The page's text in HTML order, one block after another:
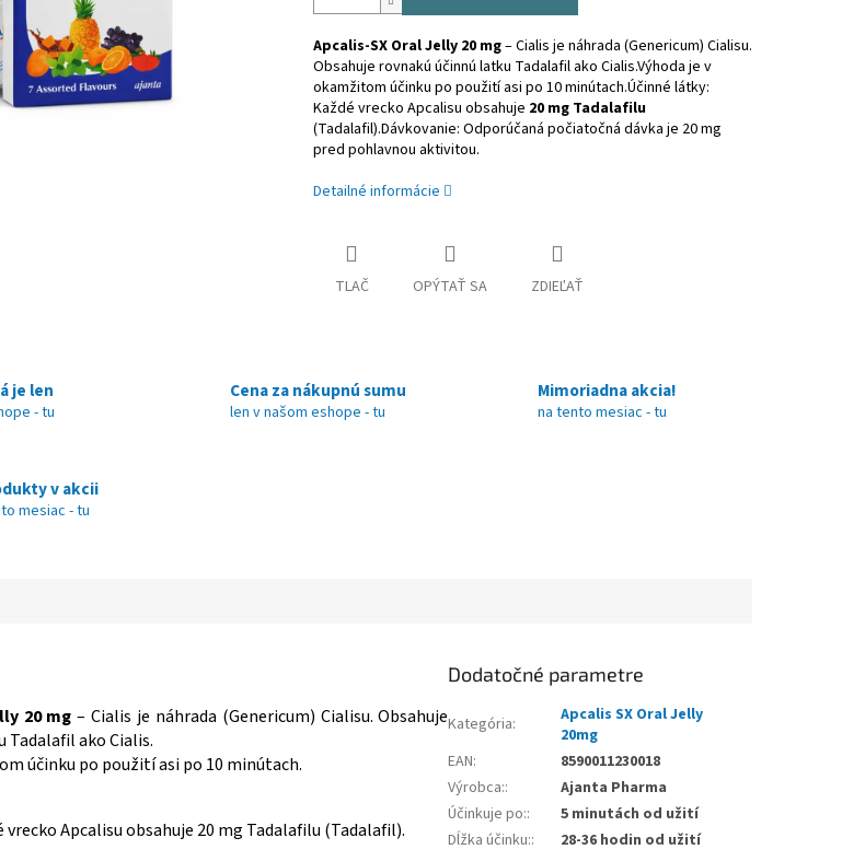
Apcalis-SX Oral Jelly 20 mg– Cialis je náhrada (Genericum) Cialisu.
Obsahuje rovnakú účinnú latku Tadalafil ako Cialis.Výhoda je v
okamžitom účinku po použití asi po 10 minútach.Účinné látky:
Každé vrecko Apcalisu obsahuje 20 mg Tadalafilu
(Tadalafil).Dávkovanie: Odporúčaná počiatočná dávka je 20 mg
pred pohlavnou aktivitou.
Detailné informácie
TLAČ OPÝTAŤ SA ZDIEĽAŤ
je len
- tu
Cena za nákupnú sumu
len v našom eshope - tu
Mimoriadna akcia!
na tento mesiac - tu
v akcii
mesiac - tu
20 mg – Cialis je náhrada (Genericum) Cialisu. Obsahuje
Tadalafil ako Cialis.
účinku po použití asi po 10 minútach.
vrecko Apcalisu obsahuje 20 mg Tadalafilu (Tadalafil).
Dodatočné parametre
Kategória:
Apcalis SX Oral Jelly
20mg
EAN:
8590011230018
Výrobca::
Ajanta Pharma
Účinkuje po::
5 minutách od užití
Dĺžka účinku::
28-36 hodin od užití